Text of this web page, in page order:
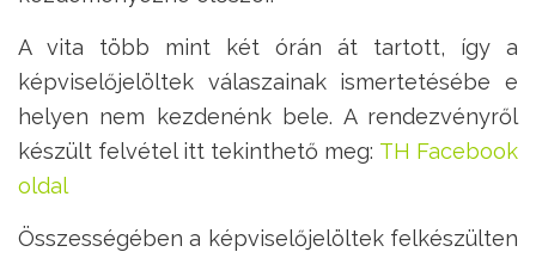
A vita több mint két órán át tartott, így a
képviselőjelöltek válaszainak ismertetésébe e
helyen nem kezdenénk bele. A rendezvényről
készült felvétel itt tekinthető meg: TH Facebook
oldal
Összességében a képviselőjelöltek felkészülten